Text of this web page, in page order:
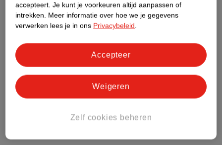
Dit product heeft (nog) geen Nature
Impact Score.
Meer informatie
Bestel & Bezorginformatie
accepteert. Je kunt je voorkeuren altijd aanpassen of
intrekken. Meer informatie over hoe we je gegevens
verwerken lees je in ons Privacybeleid.
Zelf cookies beheren
Weigeren
Accepteer